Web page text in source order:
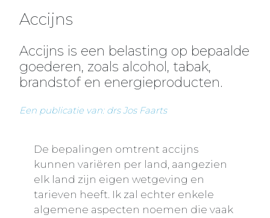
Accijns
Accijns is een belasting op bepaalde
goederen, zoals alcohol, tabak,
brandstof en energieproducten.
Een publicatie van: drs Jos Faarts
De bepalingen omtrent accijns
kunnen variëren per land, aangezien
elk land zijn eigen wetgeving en
tarieven heeft. Ik zal echter enkele
algemene aspecten noemen die vaak